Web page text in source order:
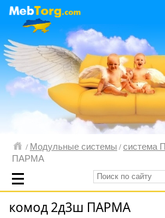
/ Модульные системы /система
ПАРМА
комод 2д3ш ПАРМА